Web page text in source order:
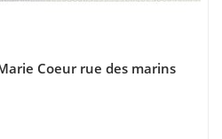
Coeur rue des marins